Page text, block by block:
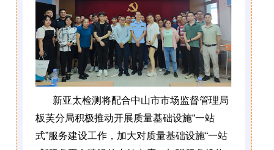
新亚太检测将配合中山市市场监督管理局
板芙分局积极推动开展质量基础设施“一站
式”服务建设工作，加大对质量基础设施“一站